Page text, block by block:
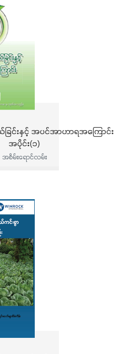
ြင်းနှင့် အပင်အာဟာရအကြောင်း
အပိုင်း(၁)
အစိမ်းရောင်လမ်း